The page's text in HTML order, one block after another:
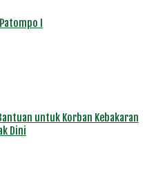
I
untuk Korban Kebakaran
Dini